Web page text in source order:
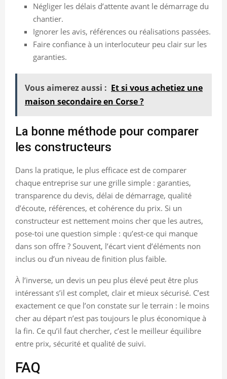
Négliger les délais d’attente avant le démarrage du
chantier.
Ignorer les avis, références ou réalisations passées.
Faire confiance à un interlocuteur peu clair sur les
garanties.
Vous aimerez aussi : Et si vous achetiez une
maison secondaire en Corse ?
La bonne méthode pour comparer
les constructeurs
Dans la pratique, le plus efficace est de comparer
chaque entreprise sur une grille simple : garanties,
transparence du devis, délai de démarrage, qualité
d’écoute, références, et cohérence du prix. Si un
constructeur est nettement moins cher que les autres,
pose-toi une question simple : qu’est-ce qui manque
dans son offre ? Souvent, l’écart vient d’éléments non
inclus ou d’un niveau de finition plus faible.
À l’inverse, un devis un peu plus élevé peut être plus
intéressant s’il est complet, clair et mieux sécurisé. C’est
exactement ce que l’on constate sur le terrain : le moins
cher au départ n’est pas toujours le plus économique à
la fin. Ce qu’il faut chercher, c’est le meilleur équilibre
entre prix, sécurité et qualité de suivi.
FAQ